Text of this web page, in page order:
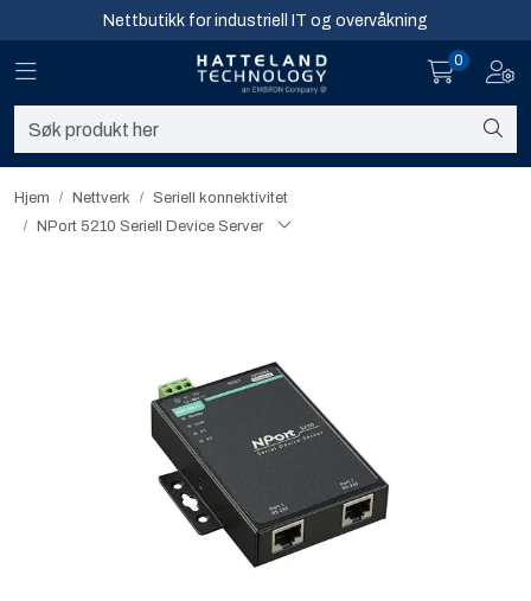
Skip to main contentNettbutikk for industriell IT og overvåkning
Toggle navigation
0
Hjem Nettverk
Seriell konnektivitet​
NPort 5210 Seriell Device Server
Nettverk
Computing
Sikkerhet og overvåkning